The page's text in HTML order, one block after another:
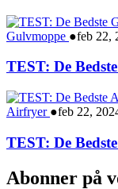
Gulvmoppe ●feb 22,
TEST: De
Airfryer ●feb 22,
TEST: De
Abonner på